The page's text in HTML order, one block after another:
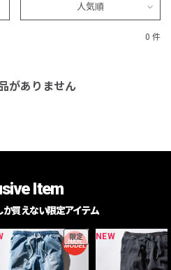
人気順
0 件
がありません
Item
買えない限定アイテム
限定 NEW